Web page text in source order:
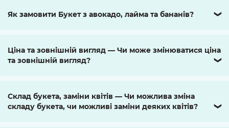
Як замовити Букет з авокадо, лайма та бананів? ❯
Ціна та зовнішній вигляд — Чи може змінюватися ціна
та зовнішній вигляд?
❯
Склад букета, заміни квітів — Чи можлива зміна
складу букета, чи можливі заміни деяких квітів?
❯